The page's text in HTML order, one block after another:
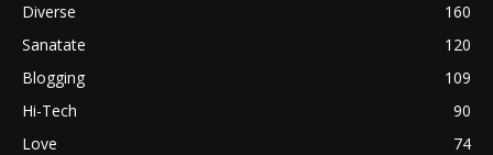
Diverse
160
Sanatate
120
Blogging
109
Hi-Tech
90
Love
74